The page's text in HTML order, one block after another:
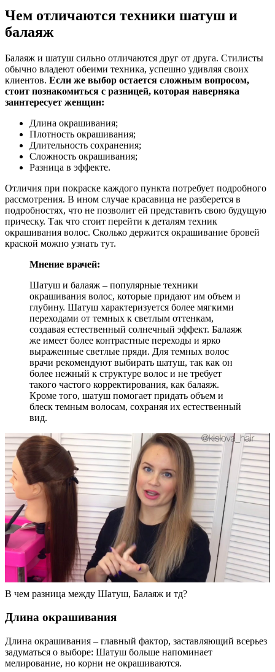
Чем отличаются техники шатуш и
балаяж
Балаяж и шатуш сильно отличаются друг от друга. Стилисты
обычно владеют обеими техника, успешно удивляя своих
клиентов. Если же выбор остается сложным вопросом,
стоит познакомиться с разницей, которая наверняка
заинтересует женщин:
Длина окрашивания;
Плотность окрашивания;
Длительность сохранения;
Сложность окрашивания;
Разница в эффекте.
Отличия при покраске каждого пункта потребует подробного
рассмотрения. В ином случае красавица не разберется в
подробностях, что не позволит ей представить свою будущую
прическу. Так что стоит перейти к деталям техник
окрашивания волос. Сколько держится окрашивание бровей
краской можно узнать тут.
Мнение врачей:
Шатуш и балаяж – популярные техники
окрашивания волос, которые придают им объем и
глубину. Шатуш характеризуется более мягкими
переходами от темных к светлым оттенкам,
создавая естественный солнечный эффект. Балаяж
же имеет более контрастные переходы и ярко
выраженные светлые пряди. Для темных волос
врачи рекомендуют выбирать шатуш, так как он
более нежный к структуре волос и не требует
такого частого корректирования, как балаяж.
Кроме того, шатуш помогает придать объем и
блеск темным волосам, сохраняя их естественный
вид.
В чем разница между Шатуш, Балаяж и тд?
Длина окрашивания
Длина окрашивания – главный фактор, заставляющий всерьез
задуматься о выборе: Шатуш больше напоминает
мелирование, но корни не окрашиваются.